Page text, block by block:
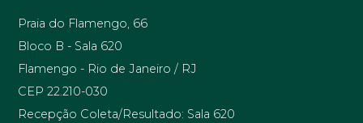
Praia do Flamengo, 66
Bloco B - Sala 620
Flamengo - Rio de Janeiro / RJ
CEP 22.210-030
Recepção Coleta/Resultado: Sala 620